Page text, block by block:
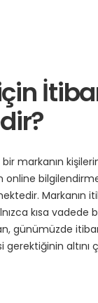
markanın
online
Markanın
kısa vadede
günümüzde
altını